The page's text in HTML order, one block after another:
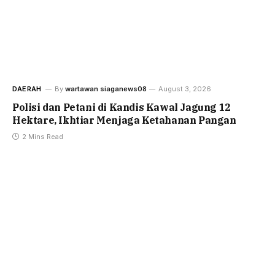
DAERAH By wartawan siaganews08 August 3, 2026
Polisi dan Petani di Kandis Kawal Jagung 12
Hektare, Ikhtiar Menjaga Ketahanan Pangan
2 Mins Read